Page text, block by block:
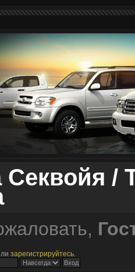
Секвойя /
зарегистрируйтесь